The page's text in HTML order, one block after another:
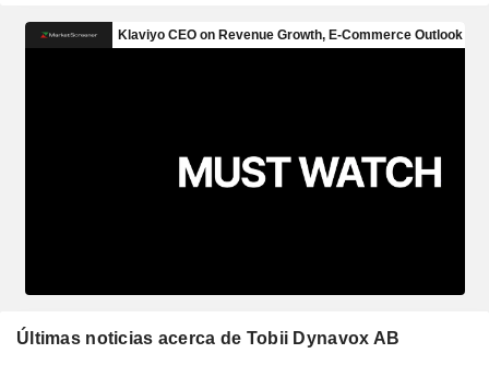
Últimas noticias acerca de Tobii Dynavox AB